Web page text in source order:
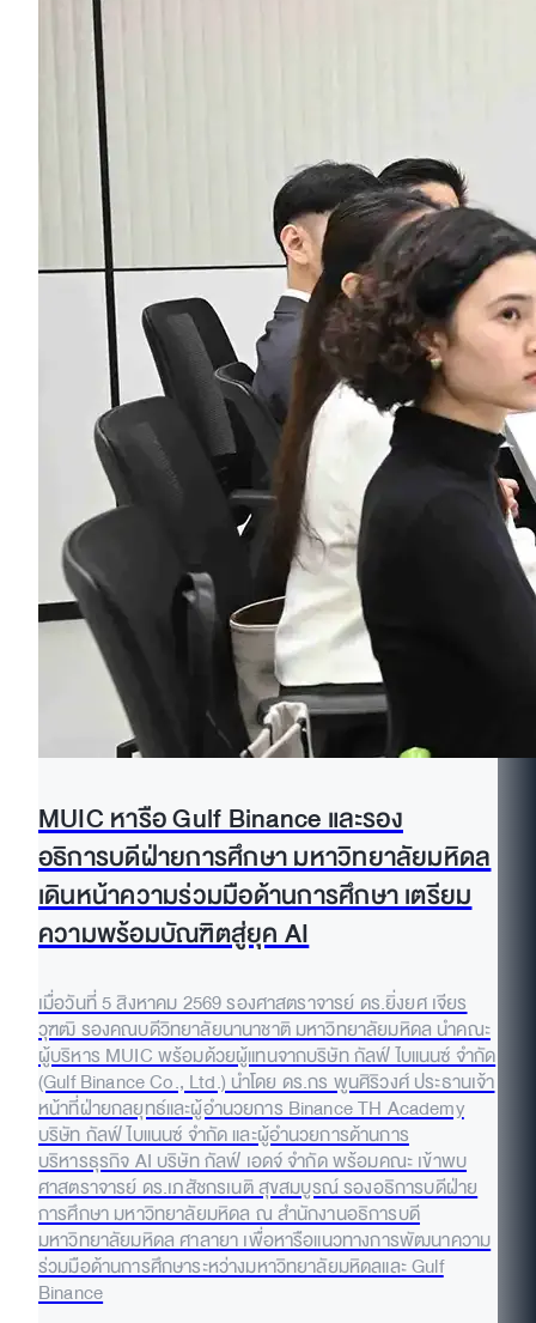
MUIC หารือ Gulf Binance และรอง
อธิการบดีฝ่ายการศึกษา มหาวิทยาลัยมหิดล
เดินหน้าความร่วมมือด้านการศึกษา เตรียม
ความพร้อมบัณฑิตสู่ยุค AI
เมื่อวันที่ 5 สิงหาคม 2569 รองศาสตราจารย์ ดร.ยิ่งยศ เจียร
วุฑฒิ รองคณบดีวิทยาลัยนานาชาติ มหาวิทยาลัยมหิดล นำคณะ
ผู้บริหาร MUIC พร้อมด้วยผู้แทนจากบริษัท กัลฟ์ ไบแนนซ์ จำกัด
(Gulf Binance Co., Ltd.) นำโดย ดร.กร พูนศิริวงศ์ ประธานเจ้า
หน้าที่ฝ่ายกลยุทธ์และผู้อำนวยการ Binance TH Academy
บริษัท กัลฟ์ ไบแนนซ์ จำกัด และผู้อำนวยการด้านการ
บริหารธุรกิจ AI บริษัท กัลฟ์ เอดจ์ จำกัด พร้อมคณะ เข้าพบ
ศาสตราจารย์ ดร.เภสัชกรเนติ สุขสมบูรณ์ รองอธิการบดีฝ่าย
การศึกษา มหาวิทยาลัยมหิดล ณ สำนักงานอธิการบดี
มหาวิทยาลัยมหิดล ศาลายา เพื่อหารือแนวทางการพัฒนาความ
ร่วมมือด้านการศึกษาระหว่างมหาวิทยาลัยมหิดลและ Gulf
Binance